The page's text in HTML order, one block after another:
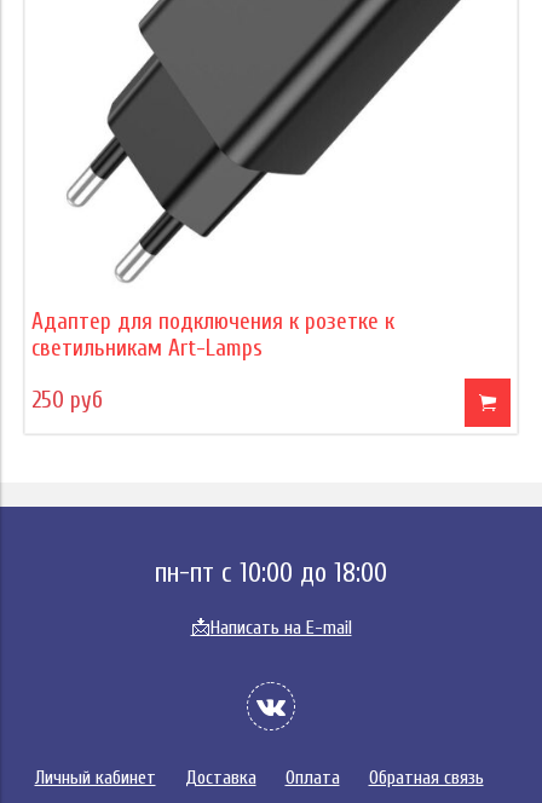
Адаптер для подключения к розетке к
светильникам Art-Lamps
250 руб
пн-пт с 10:00 до 18:00
📩Написать на E-mail
Личный кабинет Доставка Оплата
Обратная связь